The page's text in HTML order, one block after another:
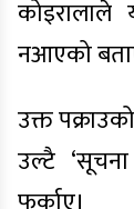
नआएको
उक्त
उल्टै